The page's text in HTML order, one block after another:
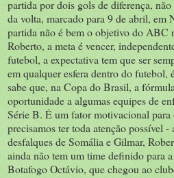
partida por dois gols de diferença,
da volta, marcado para 9 de abril, em
partida não é bem o objetivo do ABC
Roberto, a meta é vencer,
futebol, a expectativa tem que ser
em qualquer esfera dentro do futebol,
sabe que, na Copa do Brasil, a
oportunidade a algumas equipes de
Série B. É um fator motivacional para
precisamos ter toda atenção possível
desfalques de Somália e Gilmar,
ainda não tem um time definido para
Botafogo Octávio, que chegou ao